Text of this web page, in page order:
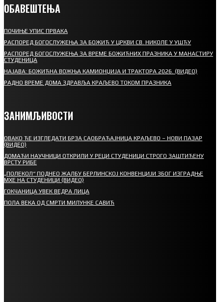
ОБАВЕШТЕЊА
ПОЧИЊЕ УПИС ПРВАКА
РАСПОРЕД БОГОСЛУЖЕЊА ЗА БОЖИЋ У ЦРКВИ СВ. НИКОЛЕ У УШЋУ
РАСПОРЕД БОГОСЛУЖЕЊА ЗА ВРЕМЕ БОЖИЋНИХ ПРАЗНИКА У МАНАСТИРУ
СТУДЕНИЦА
НАЈАВА: БОЖИЋНА ВОЖЊА КАМИОНЏИЈА И ТРАКТОРА 2026. (ВИДЕО)
РАДНО ВРЕМЕ ДОМА ЗДРАВЉА КРАЉЕВО ТОКОМ ПРАЗНИКА
ЗАНИМЉИВОСТИ
ОВАКО ЋЕ ИЗГЛЕДАТИ БРЗА САОБРАЋАЈНИЦА КРАЉЕВО – НОВИ ПАЗАР
(ВИДЕО)
ДОМАЋИ НАУЧНИЦИ ОТКРИЛИ У РЕЦИ СТУДЕНИЦИ СТРОГО ЗАШТИЋЕНУ
ВРСТУ РИБЕ
„ПОЛЕКОЛ“ ПОДНЕО ЖАЛБУ БЕРЛИНСКОЈ КОНВЕНЦИЈИ ЗБОГ ИЗГРАДЊЕ
МХЕ НА СТУДЕНИЦИ (ВИДЕО)
ГОКЧАНИЦА УВЕК ВЕДРА ЛИЦА
ПОЛА ВЕКА ОД СМРТИ МИЛУНКЕ САВИЋ